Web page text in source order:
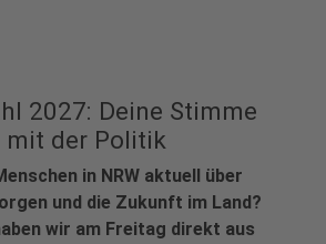
2027: Deine Stimme
mit der Politik
in NRW aktuell über
und die Zukunft im Land?
wir am Freitag direkt aus